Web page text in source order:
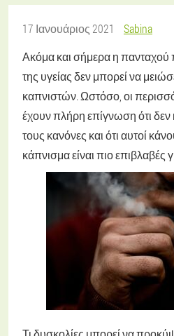
17 Ιανουάριος 2021
Sabina
Ακόμα και σήμερα η
της υγείας δεν μπορεί να
καπνιστών. Ωστόσο, οι
έχουν πλήρη επίγνωση ότι
τους κανόνες και ότι αυτοί
κάπνισμα είναι πιο επιβλαβές